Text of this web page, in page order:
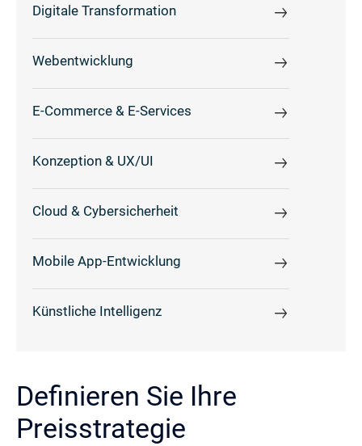
Digitale Transformation
Webentwicklung
E-Commerce & E-Services
Konzeption & UX/UI
Cloud & Cybersicherheit
Mobile App-Entwicklung
Künstliche Intelligenz
Definieren Sie Ihre
Preisstrategie